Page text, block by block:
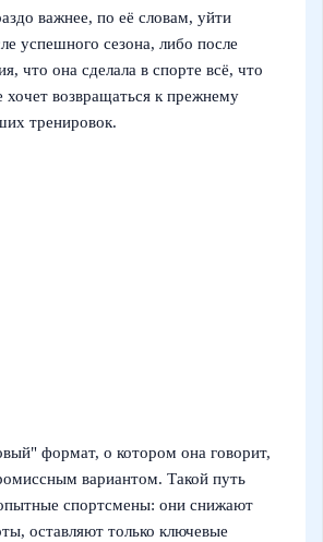
важнее, по её словам, уйти
успешного сезона, либо после
что она сделала в спорте всё, что
хочет возвращаться к прежнему
тренировок.
формат, о котором она говорит,
вариантом. Такой путь
спортсмены: они снижают
оставляют только ключевые